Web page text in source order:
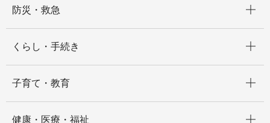
防災・救急
くらし・手続き
子育て・教育
健康・医療・福祉